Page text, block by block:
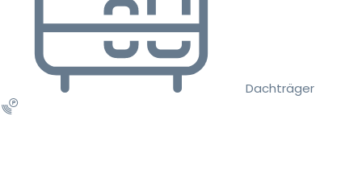
Dachträger